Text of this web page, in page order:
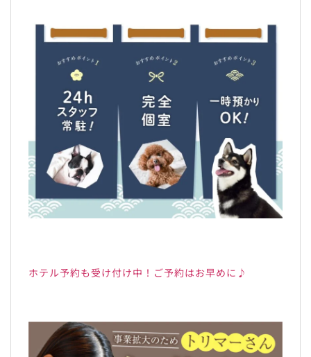
ホテル予約も受け付け中！ご予約はお早めに♪